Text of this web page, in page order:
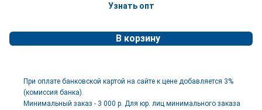
Узнать опт
В корзину
При оплате банковской картой на сайте к цене добавляется 3%
(комиссия банка).
Минимальный заказ - 3 000 р. Для юр. лиц минимального заказа